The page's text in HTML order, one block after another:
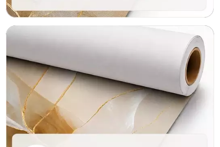
o tamanho ideal para o seu ambiente é